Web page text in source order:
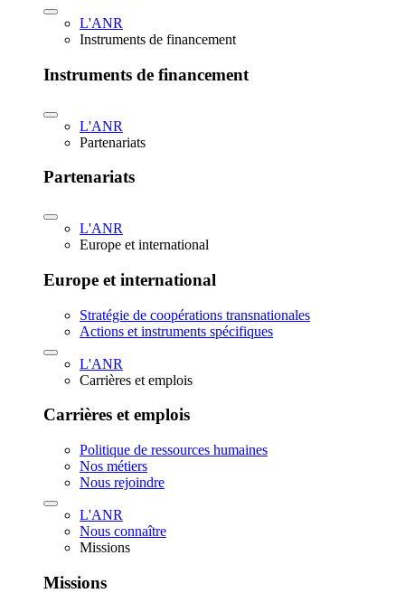
L'ANR
Instruments de financement
Instruments de financement
L'ANR
Partenariats
Partenariats
L'ANR
Europe et international
Europe et international
Stratégie de coopérations transnationales
Actions et instruments spécifiques
L'ANR
Carrières et emplois
Carrières et emplois
Politique de ressources humaines
Nos métiers
Nous rejoindre
L'ANR
Nous connaître
Missions
Missions